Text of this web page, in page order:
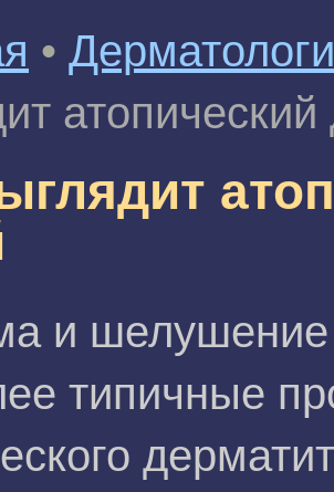
•
и
типичные